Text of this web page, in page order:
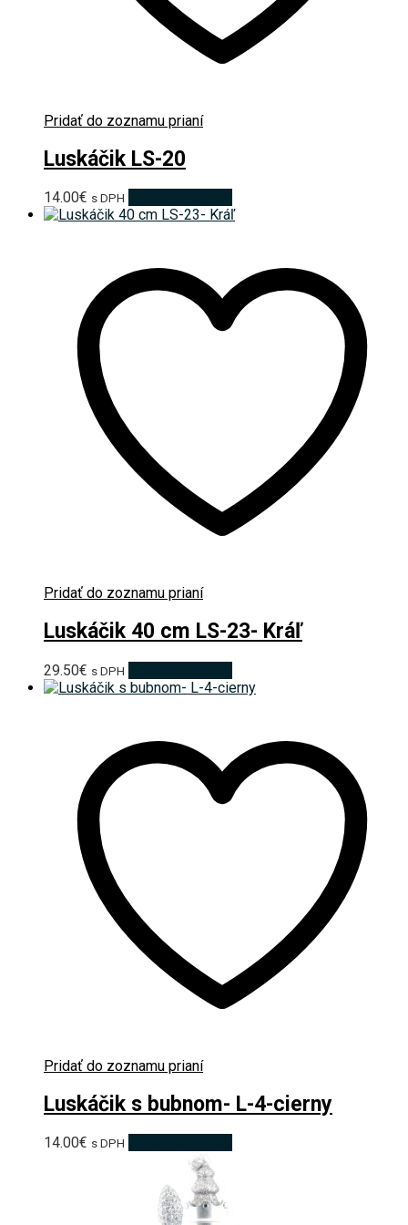
Pridať do zoznamu prianí
Luskáčik LS-20
14.00€ s DPH
Pridať do zoznamu prianí
Luskáčik 40 cm LS-23- Kráľ
29.50€ s DPH
Pridať do zoznamu prianí
Luskáčik s bubnom- L-4-cierny
14.00€ s DPH